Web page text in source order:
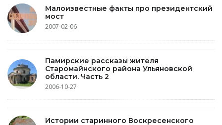
Малоизвестные факты про президентский
мост
2007-02-06
Памирские рассказы жителя
Старомайнского района Ульяновской
области. Часть 2
2006-10-27
Истории старинного Воскресенского